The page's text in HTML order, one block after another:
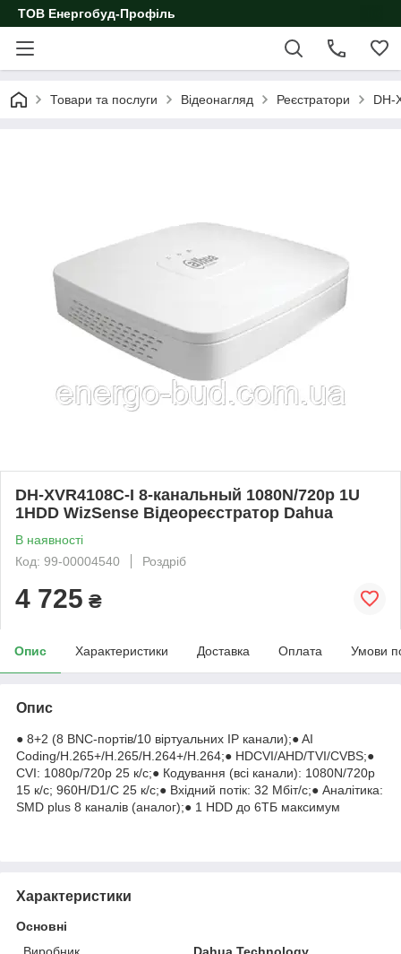
ТОВ Енергобуд-Профіль
Товари та послуги Відеонагляд Реєстратори DH-
DH-XVR4108C-I 8-канальный 1080N/720p 1U
1HDD WizSense Відеореєстратор Dahua
В наявності
Код: 99-00004540
Роздріб
4 725 ₴
Опис Характеристики Доставка Оплата Умови
Опис
● 8+2 (8 BNC-портів/10 віртуальних IP канали);● AI
Coding/H.265+/H.265/H.264+/H.264;● HDCVI/AHD/TVI/CVBS;●
CVI: 1080p/720p 25 к/с;● Кодування (всі канали): 1080N/720p
15 к/с; 960H/D1/C 25 к/с;● Вхідний потік: 32 Мбіт/с;● Аналітика:
SMD plus 8 каналів (аналог);● 1 HDD до 6ТБ максимум
Характеристики
Основні
Виробник
Dahua Technology